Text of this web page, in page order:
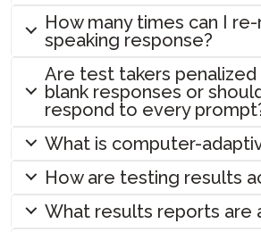
ADVANCE 자주 묻는 질문들
샘플 테스트
How many times can I
speaking response?
Are test takers
blank responses or
respond to every
What is computer-
How are testing results
What results reports are